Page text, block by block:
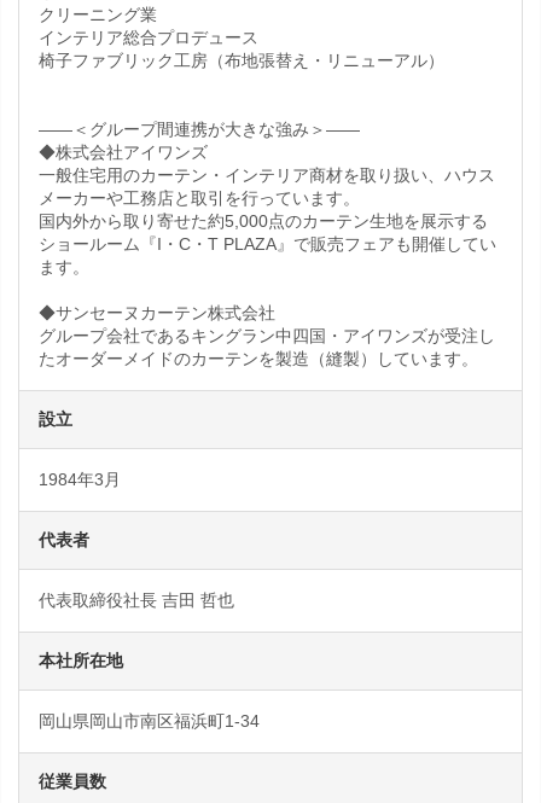
クリーニング業
インテリア総合プロデュース
椅子ファブリック工房（布地張替え・リニューアル）
――＜グループ間連携が大きな強み＞――
◆株式会社アイワンズ
一般住宅用のカーテン・インテリア商材を取り扱い、ハウス
メーカーや工務店と取引を行っています。
国内外から取り寄せた約5,000点のカーテン生地を展示する
ショールーム『I・C・T PLAZA』で販売フェアも開催してい
ます。
◆サンセーヌカーテン株式会社
グループ会社であるキングラン中四国・アイワンズが受注し
たオーダーメイドのカーテンを製造（縫製）しています。
設立
1984年3月
代表者
代表取締役社長 吉田 哲也
本社所在地
岡山県岡山市南区福浜町1-34
従業員数